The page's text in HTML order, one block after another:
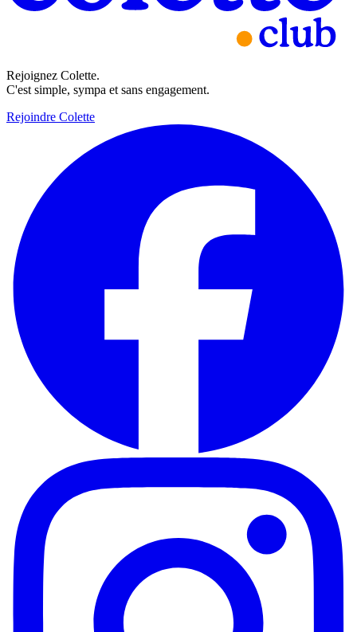
Rejoignez Colette.
C'est simple, sympa et sans engagement.
Rejoindre Colette